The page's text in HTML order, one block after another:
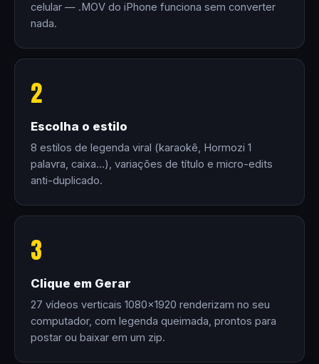
celular — .MOV do iPhone funciona sem converter
nada.
2
Escolha o estilo
8 estilos de legenda viral (karaokê, Hormozi 1
palavra, caixa…), variações de título e micro-edits
anti-duplicado.
3
Clique em Gerar
27 vídeos verticais 1080×1920 renderizam no seu
computador, com legenda queimada, prontos para
postar ou baixar em um zip.